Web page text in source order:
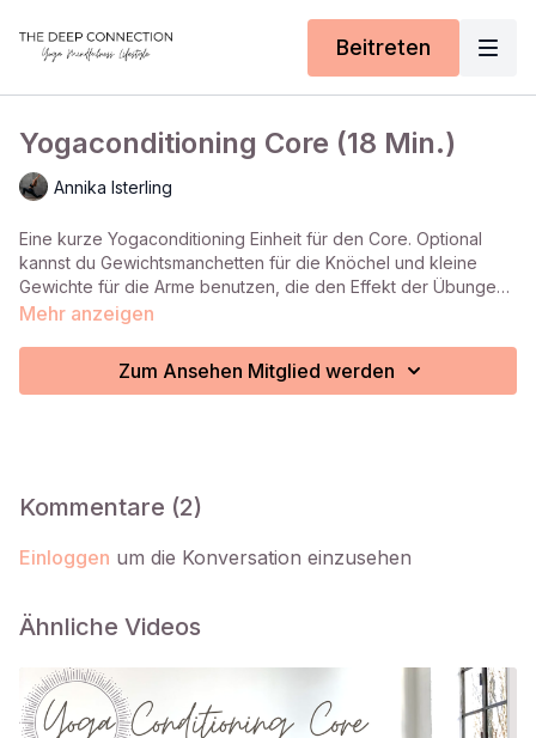
Beitreten
Yogaconditioning Core (18 Min.)
Annika Isterling
Eine kurze Yogaconditioning Einheit für den Core. Optional
kannst du Gewichtsmanchetten für die Knöchel und kleine
Gewichte für die Arme benutzen, die den Effekt der Übungen
intensivieren.
Mehr anzeigen
Zum Ansehen Mitglied werden
Kommentare (2)
Einloggen um die Konversation einzusehen
Ähnliche Videos